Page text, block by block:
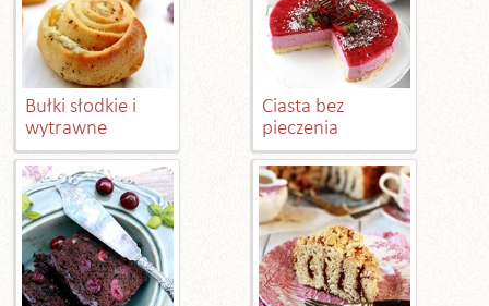
Bułki słodkie i
wytrawne
Ciasta bez
pieczenia